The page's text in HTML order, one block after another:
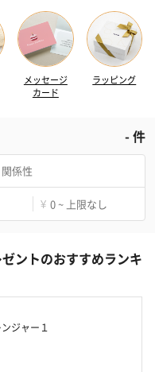
メッセージ
カード
ラッピング
-件
関係性
¥ 0 ~ 上限なし
ントのおすすめランキ
ジャー１